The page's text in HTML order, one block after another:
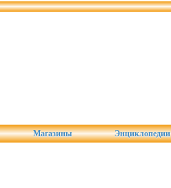
Магазины Энциклопедии